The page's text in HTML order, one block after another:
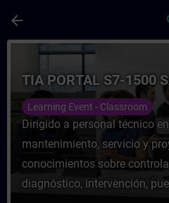
arrow_back
課程 - TIA PORTAL
TIA PORTAL S7-1500
Learning Event - Classroom
Dirigido a personal técnico
mantenimiento, servicio y
conocimientos sobre
diagnóstico, intervención,